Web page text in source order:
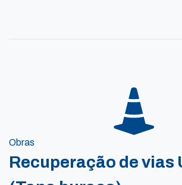
Obras
Recuperação de vias